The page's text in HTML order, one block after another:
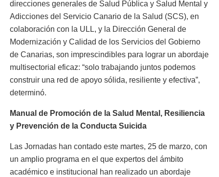
direcciones generales de Salud Pública y Salud Mental y
Adicciones del Servicio Canario de la Salud (SCS), en
colaboración con la ULL, y la Dirección General de
Modernización y Calidad de los Servicios del Gobierno
de Canarias, son imprescindibles para lograr un abordaje
multisectorial eficaz: “solo trabajando juntos podemos
construir una red de apoyo sólida, resiliente y efectiva”,
determinó.
Manual de Promoción de la Salud Mental, Resiliencia
y Prevención de la Conducta Suicida
Las Jornadas han contado este martes, 25 de marzo, con
un amplio programa en el que expertos del ámbito
académico e institucional han realizado un abordaje